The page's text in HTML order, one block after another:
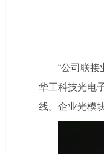
“公司联
华工科技光电
线。企业光模